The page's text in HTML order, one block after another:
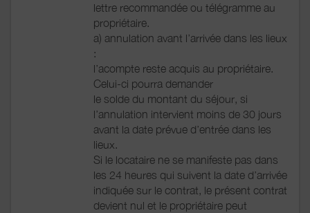
lettre recommandée ou télégramme au
propriétaire.
a) annulation avant l’arrivée dans les lieux
:
l’acompte reste acquis au propriétaire.
Celui-ci pourra demander
le solde du montant du séjour, si
l’annulation intervient moins de 30 jours
avant la date prévue d’entrée dans les
lieux.
Si le locataire ne se manifeste pas dans
les 24 heures qui suivent la date d’arrivée
indiquée sur le contrat, le présent contrat
devient nul et le propriétaire peut